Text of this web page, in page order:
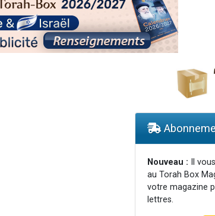
Box Music
un don pour Tsédaka : pauvres d'Israel
grandeur n°104 : Le Chabbath et le Birkat Hamazone à
un don pour 5 enfants déjà orphelins risquent de perdre leur
Nouveau : Il
au Torah Box
votre magazine
lettres.